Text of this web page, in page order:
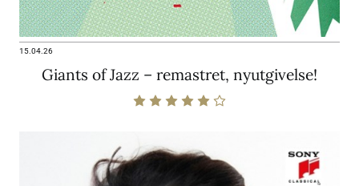
15.04.26
Giants of Jazz – remastret, nyutgivelse!